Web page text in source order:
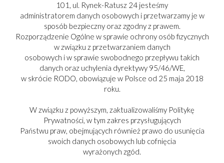
101, ul. Rynek-Ratusz 24 jesteśmy
administratorem danych osobowych i przetwarzamy je w
sposób bezpieczny oraz zgodny z prawem.
Rozporządzenie Ogólne w sprawie ochrony osób fizycznych
w związku z przetwarzaniem danych
osobowych i w sprawie swobodnego przepływu takich
danych oraz uchylenia dyrektywy 95/46/WE,
w skrócie RODO, obowiązuje w Polsce od 25 maja 2018
roku.
W związku z powyższym, zaktualizowaliśmy Politykę
Prywatności, w tym zakres przysługujących
Państwu praw, obejmujących również prawo do usunięcia
swoich danych osobowych lub cofnięcia
wyrażonych zgód.